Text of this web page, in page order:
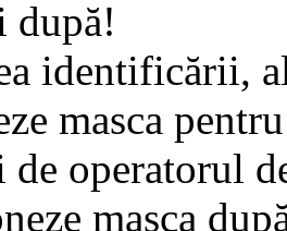
după!
identificării,
masca
de operatorul
masca